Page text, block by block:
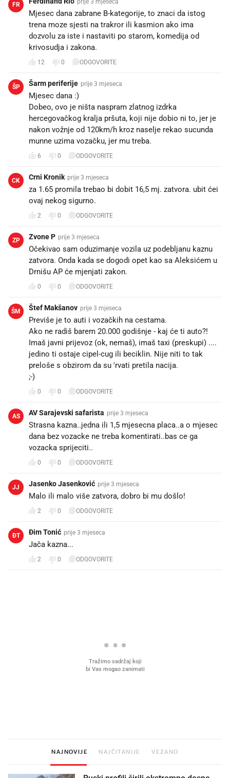
FR
Mjesec dana zabrane B-kategorije, to znaci da istog
trena moze sjesti na trakror ili kasmion ako ima
dozvolu za iste i nastaviti po starom, komedija od
krivosudja i zakona.
12 0 ODGOVORITE
ŠP Šarm periferije prije 3 mjeseca
Mjesec dana :)
Dobeo, ovo je ništa naspram zlatnog izdrka
hercegovačkog kralja pršuta, koji nije dobio ni to, jer je
nakon vožnje od 120km/h kroz naselje rekao sucunda
munne uzima vozačku, jer mu treba.
6 0 ODGOVORITE
CK Crni Kronik prije 3 mjeseca
za 1.65 promila trebao bi dobit 16,5 mj. zatvora. ubit ćei
ovaj nekog sigurno.
2 0 ODGOVORITE
ZP Zvone P prije 3 mjeseca
Očekivao sam oduzimanje vozila uz podebljanu kaznu
zatvora. Onda kada se dogodi opet kao sa Aleksićem u
Drnišu AP će mjenjati zakon.
0 0 ODGOVORITE
ŠM Štef Makšanov prije 3 mjeseca
Previše je to auti i vozačkih na cestama.
Ako ne radiš barem 20.000 godišnje - kaj će ti auto?!
Imaš javni prijevoz (ok, nemaš), imaš taxi (preskupi) ....
jedino ti ostaje cipel-cug ili beciklin. Nije niti to tak
preloše s obzirom da su 'rvati pretila nacija.
;-)
0 0 ODGOVORITE
AS AV Sarajevski safarista prije 3 mjeseca
Strasna kazna..jedna ili 1,5 mjesecna placa..a o mjesec
dana bez vozacke ne treba komentirati..bas ce ga
vozacka sprijeciti..
0 0 ODGOVORITE
JJ Jasenko Jasenković prije 3 mjeseca
Malo ili malo više zatvora, dobro bi mu došlo!
2 0 ODGOVORITE
ĐT Đim Tonić prije 3 mjeseca
Jača kazna...
2 0 ODGOVORITE
NAJNOVIJE NAJČITANIJE VEZANO